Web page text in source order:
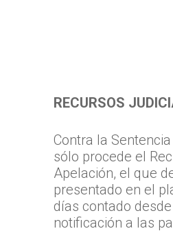
RECURSOS
Contra la
sólo procede el
Apelación, el que
presentado en el
días contado
notificación a las